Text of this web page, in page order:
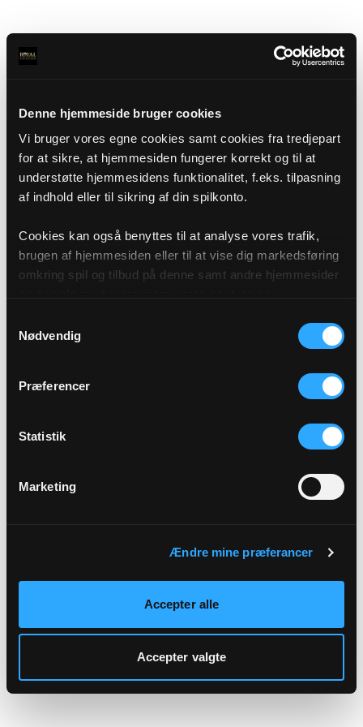
Denne hjemmeside bruger cookies
Vi bruger vores egne cookies samt cookies fra tredjepart
for at sikre, at hjemmesiden fungerer korrekt og til at
understøtte hjemmesidens funktionalitet, f.eks. tilpasning
af indhold eller til sikring af din spilkonto.
Cookies kan også benyttes til at analyse vores trafik,
brugen af hjemmesiden eller til at vise dig markedsføring
omkring spil og tilbud på denne samt andre hjemmesider
af cookies under "Detaljer" eller ved at klikke videre til
vores Cookiepolitik, som du finder i bunden af vores
Nødvendig
Præferencer
Statistik
Marketing
Ændre mine præferancer
Accepter alle
Accepter valgte